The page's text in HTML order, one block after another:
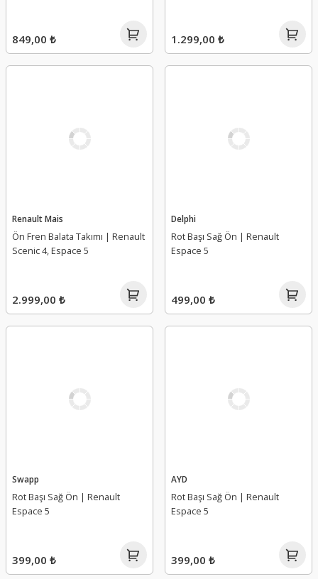
849,00 ₺ 1.299,00 ₺
Renault Mais
Ön Fren Balata Takımı | Renault
Scenic 4, Espace 5
2.999,00 ₺
Delphi
Rot Başı Sağ Ön | Renault
Espace 5
499,00 ₺
Swapp
Rot Başı Sağ Ön | Renault
Espace 5
399,00 ₺
AYD
Rot Başı Sağ Ön | Renault
Espace 5
399,00 ₺